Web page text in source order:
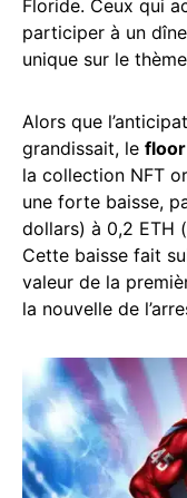
Floride. Ceux qui
participer à un
unique sur le
Alors que
grandissait, le
la collection NFT
une forte baisse,
dollars) à 0,2 ETH
Cette baisse fait
valeur de la
la nouvelle de